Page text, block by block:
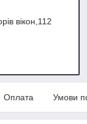
вікон,112
Оплата Умови